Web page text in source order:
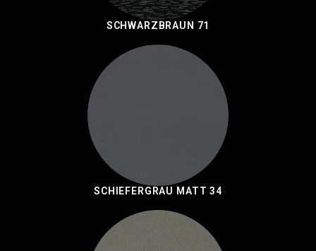
SCHWARZBRAUN 71
SCHIEFERGRAU MATT 34